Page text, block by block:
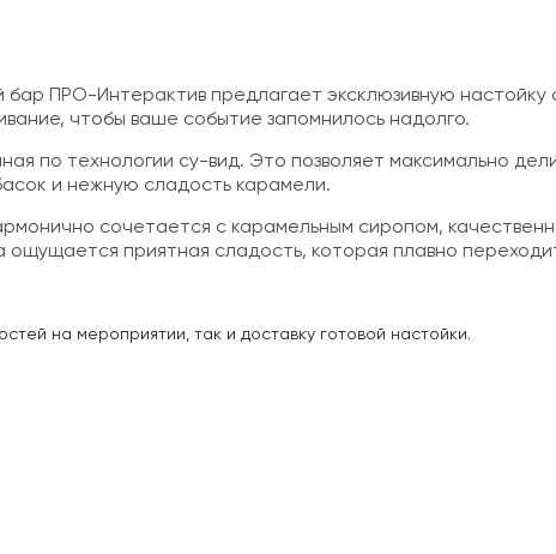
ПРО-Интерактив предлагает эксклюзивную настойку
чтобы ваше событие запомнилось надолго.
по технологии су-вид. Это позволяет максимально
и нежную сладость карамели.
сочетается с карамельным сиропом,
ощущается приятная сладость, которая плавно
на мероприятии, так и доставку готовой настойки.